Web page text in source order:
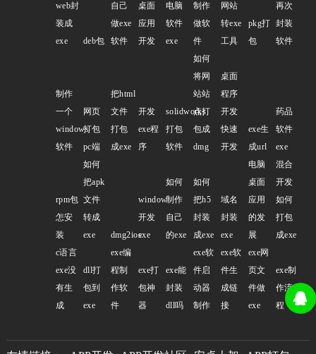
web封
装成
exe
deb包
自己
做exe
软件
桌面
应用
开发
电脑
软件
exe
制作
做软
件
网站
转exe
工具
pkg打
包
再次
封装
软件
制作
一个
windows
软件
网页
打包
pc端
把html
文件
打包
成exe
开发
exe程
序
solidworks
打包
软件
如何
将网
站站
点打
包成
dmg
桌面
程序
开发
快速
开发
exe生
成url
药品
软件
exe
rpm包
怎安
装
如何
把apk
文件
转成
exe
dmg2ios
window
开发
exe
如何
制作
自己
的exe
如何
把h5
封装
成exe
域名
封装
exe
电脑
桌面
应用
的发
展
混合
开发
如何
打包
成exe
c语言
exe没
有生
成
dll打
包到
exe
exe编
程制
作软
件
exe打
包神
器
exe能
封装
dll吗
exe软
件启
动器
制作
exe软
件生
成链
接
exe网
页文
件做
exe
exe制
作流
程